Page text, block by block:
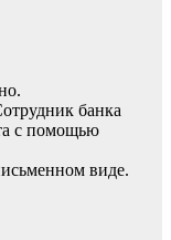
банка
с помощью
виде.